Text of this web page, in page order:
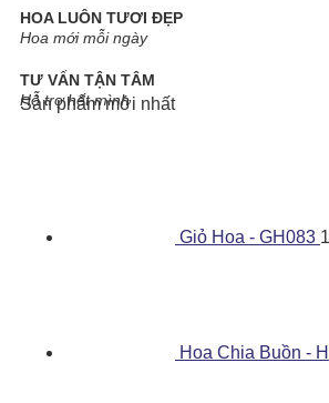
HOA LUÔN TƯƠI ĐẸP
Hoa mới mỗi ngày
TƯ VẤN TẬN TÂM
Hỗ trợ hết mình
Sản phẩm mới nhất
Giỏ Hoa - GH083
Hoa Chia Buồn -